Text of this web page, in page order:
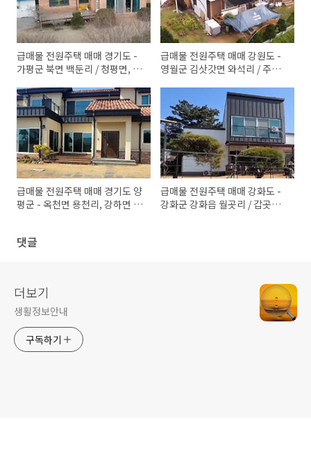
급매물 전원주택 매매 경기도 -
가평군 북면 백둔리 / 청평면, 여
해리, 이천시 백사면 모전리
급매물 전원주택 매매 강원도 -
영월군 김삿갓면 와석리 / 주문
급매물 전원주택 매매 경기도 양
평군 - 옥천면 용천리, 강하면 항
급매물 전원주택 매매 강화도 -
강화군 강화읍 월곳리 / 갑곳리,
댓글
더보기
생활정보안내
구독하기